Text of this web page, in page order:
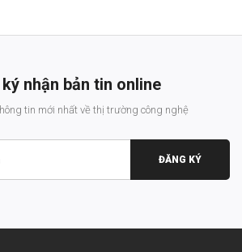
nhận bản tin online
tin mới nhất về thị trường công nghệ
ĐĂNG KÝ